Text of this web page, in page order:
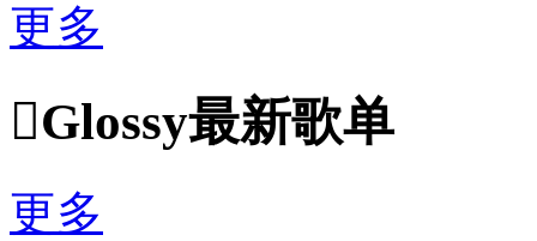
更多
Glossy最新歌单
更多